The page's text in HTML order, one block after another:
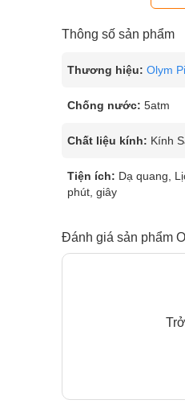
Thông số sản phẩm
Thương hiệu: Olym
Chống nước: 5atm
Chất liệu kính: Kính
Tiện ích: Dạ quang,
phút, giây
Đánh giá sản phẩm